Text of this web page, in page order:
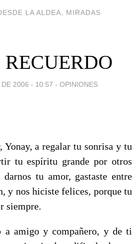
LA ALDEA, MIRADAS
2006 - 10:57 - OPINIONES
Yonay, a regalar tu sonrisa y tu
tu espíritu grande por otros
tu amor, gastaste entre
y nos hiciste felices, porque tu
siempre.
a amigo y compañero, y de ti